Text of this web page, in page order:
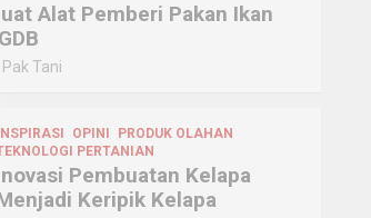
Alat Pemberi Pakan Ikan
Pak Tani
INSPIRASI OPINI
PRODUK OLAHAN
PERTANIAN
Pembuatan Kelapa
Keripik Kelapa